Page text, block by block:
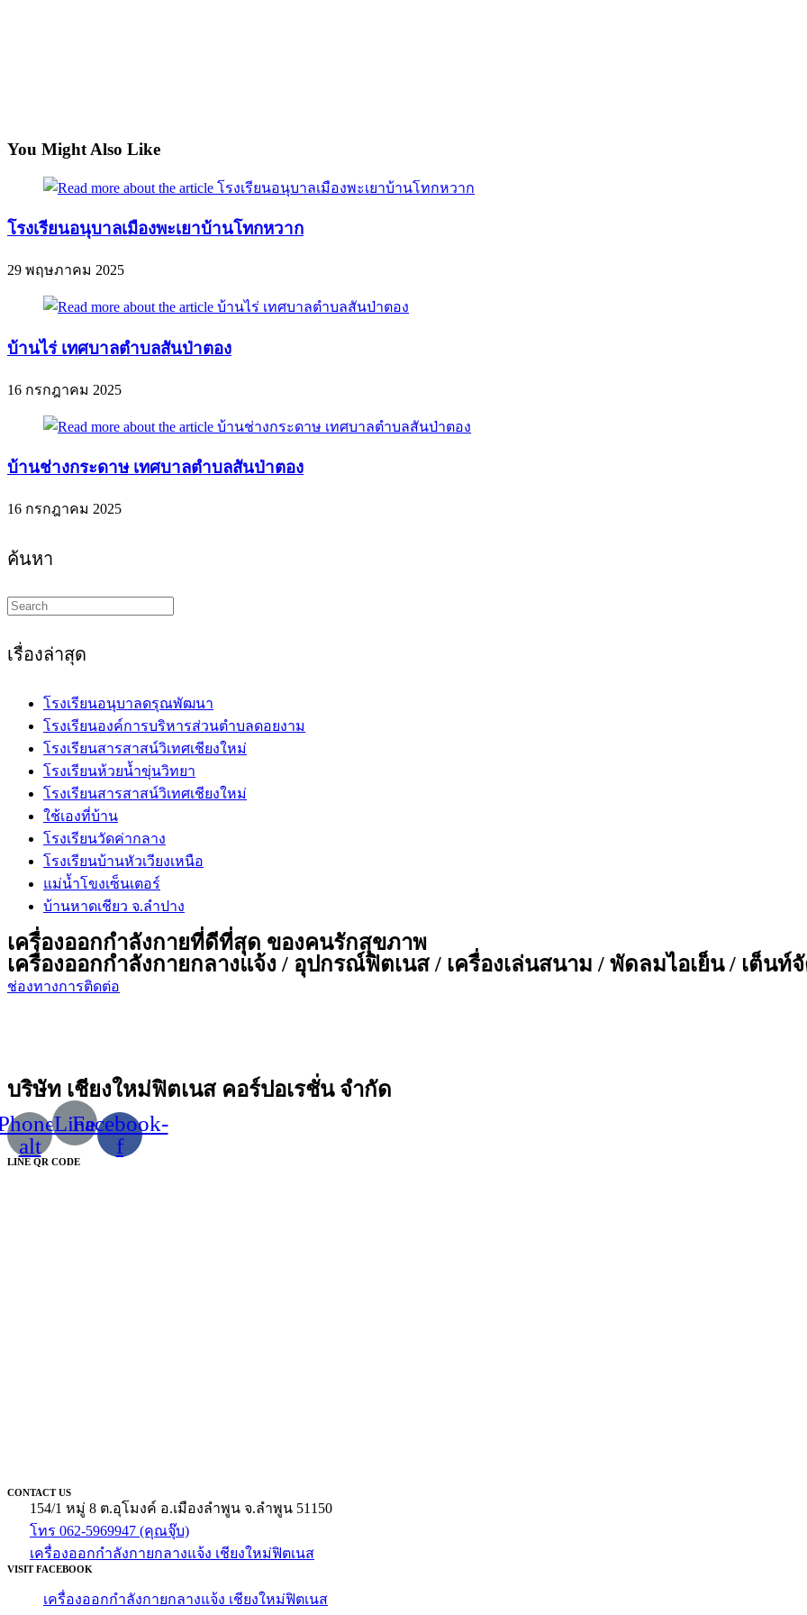
You Might Also Like
โรงเรียนอนุบาลเมืองพะเยาบ้านโทกหวาก
29 พฤษภาคม 2025
บ้านไร่ เทศบาลตำบลสันป่าตอง
16 กรกฎาคม 2025
บ้านช่างกระดาษ เทศบาลตำบลสันป่าตอง
16 กรกฎาคม 2025
ค้นหา
Search
this
เรื่องล่าสุด
โรงเรียนอนุบาลดรุณพัฒนา
โรงเรียนองค์การบริหารส่วนตำบลดอยงาม
โรงเรียนสารสาสน์วิเทศเชียงใหม่
โรงเรียนห้วยน้ำขุ่นวิทยา
โรงเรียนสารสาสน์วิเทศเชียงใหม่
ใช้เองที่บ้าน
โรงเรียนวัดค่ากลาง
โรงเรียนบ้านหัวเวียงเหนือ
แม่น้ำโขงเซ็นเตอร์
บ้านหาดเชียว จ.ลำปาง
เครื่องออกกำลังกายที่ดีที่สุด ของคนรักสุขภาพ
เครื่องออกกำลังกายกลางแจ้ง / อุปกรณ์ฟิตเนส / เครื่องเล่นสนาม / พัดลมไอเย็น / เต็นท์
ช่องทางการติดต่อ
บริษัท เชียงใหม่ฟิตเนส คอร์ปอเรชั่น จำกัด
alt
Line
Facebook-
f
LINE QR CODE
CONTACT US
154/1 หมู่ 8 ต.อุโมงค์ อ.เมืองลำพูน จ.ลำพูน 51150
โทร 062-5969947 (คุณจุ๊บ)
เครื่องออกกำลังกายกลางแจ้ง เชียงใหม่ฟิตเนส
VISIT FACEBOOK
เครื่องออกกำลังกายกลางแจ้ง เชียงใหม่ฟิตเนส